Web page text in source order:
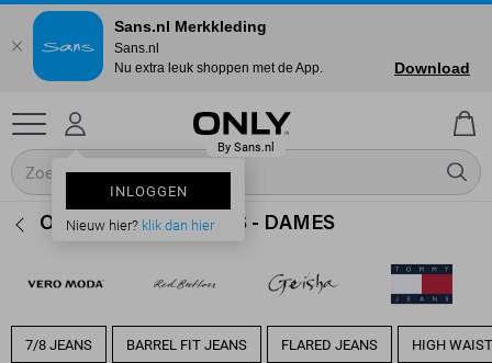
INLOGGEN
Nieuw hier? klik dan hier
ONLY SLIM FIT JEANS - DAMES
7/8 JEANS BARREL FIT JEANS FLARED JEANS HIGH
Sans.nl Merkkleding
Sans.nl
Nu extra leuk shoppen met de App.
Download